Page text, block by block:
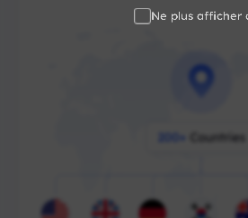
Contactez-nous pour
Ne plus afficher